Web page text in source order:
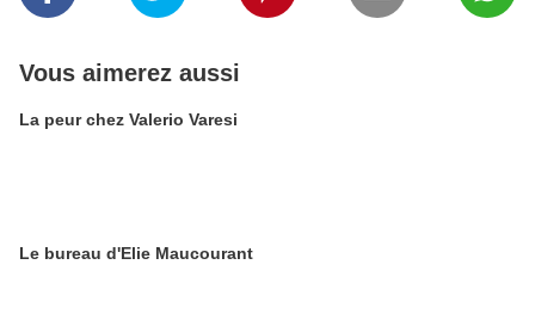
Vous aimerez aussi
La peur chez Valerio Varesi
Le bureau d'Elie Maucourant